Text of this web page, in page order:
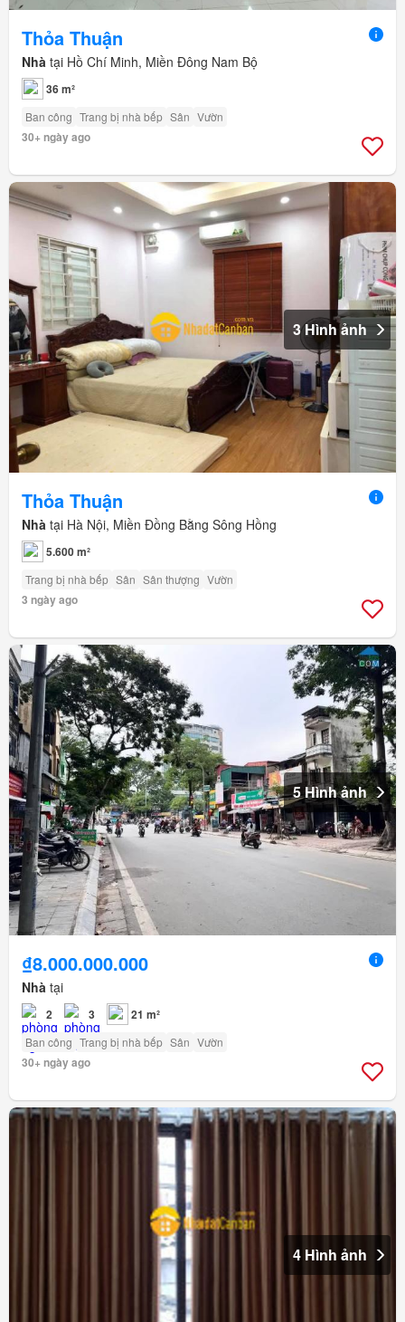
Thỏa Thuận
Nhà tại Hồ Chí Minh, Miền Đông Nam Bộ
36 m²
Ban công Trang bị nhà bếp Sân Vườn
30+ ngày ago
3 Hình ảnh
Thỏa Thuận
Nhà tại Hà Nội, Miền Đồng Bằng Sông Hồng
5.600 m²
Trang bị nhà bếp Sân Sân thượng Vườn
3 ngày ago
5 Hình ảnh
₫8.000.000.000
Nhà tại
2 3 21 m²
Ban công Trang bị nhà bếp Sân Vườn
30+ ngày ago
4 Hình ảnh